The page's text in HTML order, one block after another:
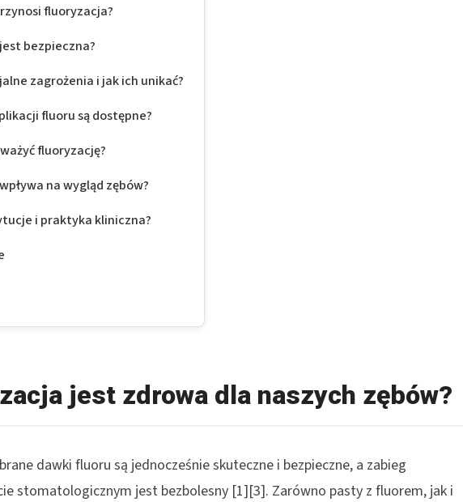
fluoryzacja?
bezpieczna?
zagrożenia i jak ich unikać?
fluoru są dostępne?
fluoryzację?
na wygląd zębów?
i praktyka kliniczna?
jest zdrowa dla naszych zębów?
dawki fluoru są jednocześnie skuteczne i bezpieczne, a zabieg
stomatologicznym jest bezbolesny [1][3]. Zarówno pasty z fluorem, jak i